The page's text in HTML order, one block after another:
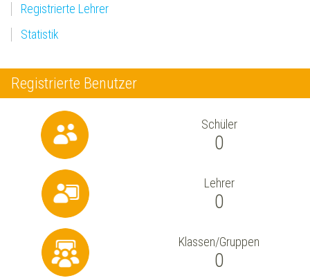
Registrierte Lehrer
Statistik
Registrierte Benutzer
Schüler
0
Lehrer
0
Klassen/Gruppen
0